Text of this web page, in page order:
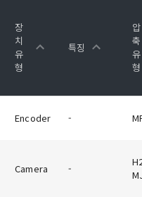
장
치
유
형
특징
압
축
유
형
Encoder -
Camera -